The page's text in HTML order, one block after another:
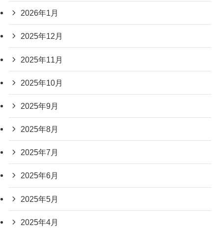
2026年1月
2025年12月
2025年11月
2025年10月
2025年9月
2025年8月
2025年7月
2025年6月
2025年5月
2025年4月